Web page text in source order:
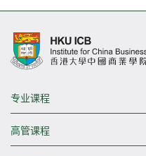
专业课程
高管课程